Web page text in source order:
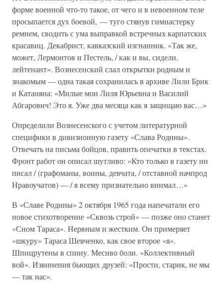
форме военной что-то такое, от чего и в невоенном теле
просыпается дух боевой, — туго стянув гимнастерку
ремнем, сводить с ума выправкой встречных карпатских
красавиц. Декабрист, кавказский изгнанник. «Так же,
может, Лермонтов и Пестель, / как и вы, сидели,
лейтенант». Вознесенский слал открытки родным и
знакомым — одна такая сохранилась в архиве Лили Брик
и Катаняна: «Милые мои Лиля Юрьевна и Василий
Абгарович! Это я. Уже два месяца как я защищаю вас…»
Определили Вознесенского с учетом литературной
специфики в дивизионную газету «Слава Родины».
Отвечать на письма бойцов, править опечатки в текстах.
Фронт работ он описал шутливо: «Кто только в газету ни
писал / (графоманы, воины, девчата, / отставной начпрод
Нравоучатов) — / я всему признательно внимал…»
В «Славе Родины» 2 октября 1965 года напечатали его
новое стихотворение «Сквозь строй» — позже оно станет
«Сном Тараса». Нервным и жестким. Он примеряет
«шкуру» Тараса Шевченко, как свое второе «я».
Шпицрутены в спину. Месиво боли. «Коллективный
вой». Извинения бьющих друзей: «Прости, старик, не мы
— так нас».